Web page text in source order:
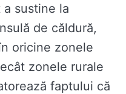
sustine la
de căldură,
oricine zonele
zonele rurale
faptului că